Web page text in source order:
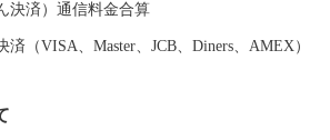
決済）通信料金合算
（VISA、Master、JCB、Diners、AMEX）